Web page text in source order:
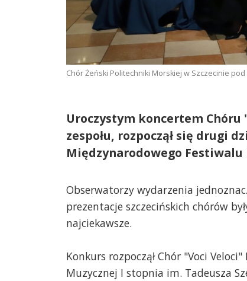
Chór Żeński Politechniki Morskiej w Szczecinie pod
Uroczystym koncertem
zespołu, rozpoczął się drugi
Międzynarodowego
Obserwatorzy wydarzenia
prezentacje szczecińskich chórów
najciekawsze.
Konkurs rozpoczął Chór "Voci Veloci"
Muzycznej I stopnia im. Tadeusza